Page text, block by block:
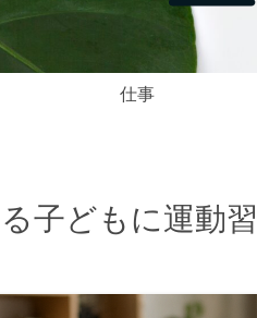
仕事
子どもに運動